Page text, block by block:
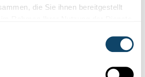
die Sie ihnen bereitgestellt
gesättigte Fettsäuren und relativ
was aus ernährungsphysiologischer